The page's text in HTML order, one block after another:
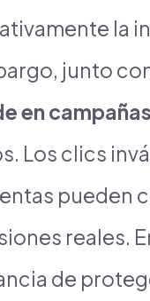
la
junto
en
Los clics
pueden
reales.
de